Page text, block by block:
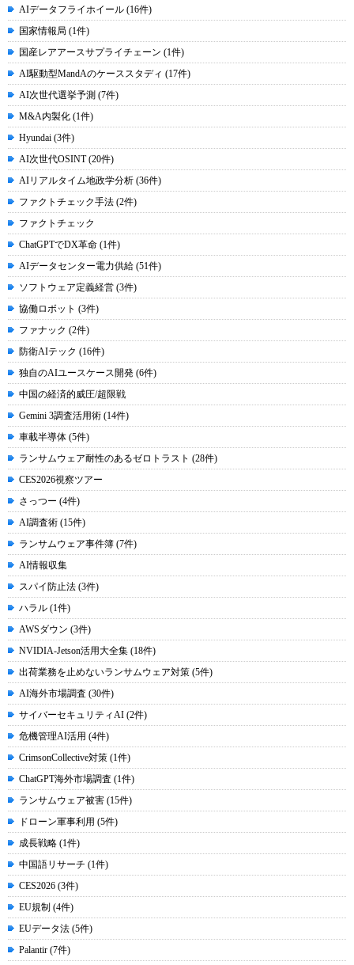
AIデータフライホイール (16件)
国家情報局 (1件)
国産レアアースサプライチェーン (1件)
AI駆動型MandAのケーススタディ (17件)
AI次世代選挙予測 (7件)
M&A内製化 (1件)
Hyundai (3件)
AI次世代OSINT (20件)
AIリアルタイム地政学分析 (36件)
ファクトチェック手法 (2件)
ファクトチェック
ChatGPTでDX革命 (1件)
AIデータセンター電力供給 (51件)
ソフトウェア定義経営 (3件)
協働ロボット (3件)
ファナック (2件)
防衛AIテック (16件)
独自のAIユースケース開発 (6件)
中国の経済的威圧/超限戦
Gemini 3調査活用術 (14件)
車載半導体 (5件)
ランサムウェア耐性のあるゼロトラスト (28件)
CES2026視察ツアー
さっつー (4件)
AI調査術 (15件)
ランサムウェア事件簿 (7件)
AI情報収集
スパイ防止法 (3件)
ハラル (1件)
AWSダウン (3件)
NVIDIA-Jetson活用大全集 (18件)
出荷業務を止めないランサムウェア対策 (5件)
AI海外市場調査 (30件)
サイバーセキュリティAI (2件)
危機管理AI活用 (4件)
CrimsonCollective対策 (1件)
ChatGPT海外市場調査 (1件)
ランサムウェア被害 (15件)
ドローン軍事利用 (5件)
成長戦略 (1件)
中国語リサーチ (1件)
CES2026 (3件)
EU規制 (4件)
EUデータ法 (5件)
Palantir (7件)